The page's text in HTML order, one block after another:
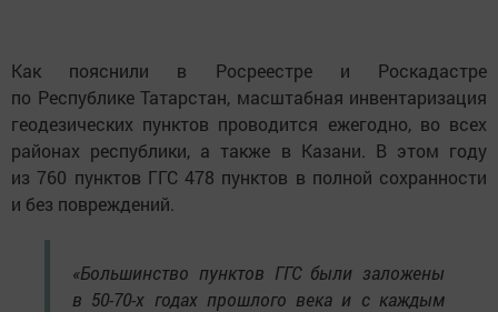
Как пояснили в Росреестре и Роскадастре
по Республике Татарстан, масштабная инвентаризация
геодезических пунктов проводится ежегодно, во всех
районах республики, а также в Казани. В этом году
из 760 пунктов ГГС 478 пунктов в полной сохранности
и без повреждений.
«Большинство пунктов ГГС были заложены
в 50-70-х годах прошлого века и с каждым